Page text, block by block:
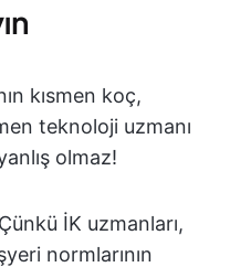
kısmen koç,
teknoloji uzmanı
olmaz!
İK uzmanları,
normlarının